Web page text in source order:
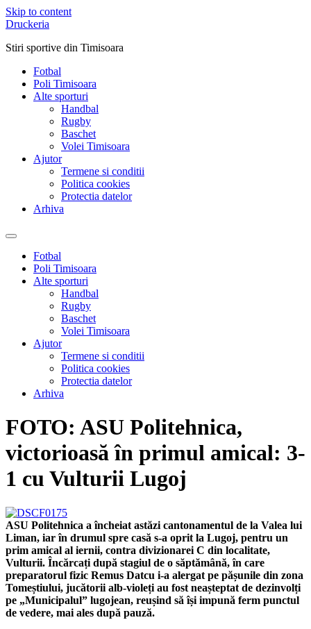
Skip to content
Druckeria
Stiri sportive din Timisoara
Fotbal
Poli Timisoara
Alte sporturi
Handbal
Rugby
Baschet
Volei Timisoara
Ajutor
Termene si conditii
Politica cookies
Protectia datelor
Arhiva
Fotbal
Poli Timisoara
Alte sporturi
Handbal
Rugby
Baschet
Volei Timisoara
Ajutor
Termene si conditii
Politica cookies
Protectia datelor
Arhiva
FOTO: ASU Politehnica,
victorioasă în primul amical: 3-
1 cu Vulturii Lugoj
ASU Politehnica a încheiat astăzi cantonamentul de la Valea lui
Liman, iar în drumul spre casă s-a oprit la Lugoj, pentru un
prim amical al iernii, contra divizionarei C din localitate,
Vulturii. Încărcați după stagiul de o săptămână, în care
preparatorul fizic Remus Datcu i-a alergat pe pășunile din zona
Tomeștiului, jucătorii alb-violeți au fost neașteptat de dezinvolți
pe „Municipalul” lugojean, reușind să își impună ferm punctul
de vedere, mai ales după pauză.